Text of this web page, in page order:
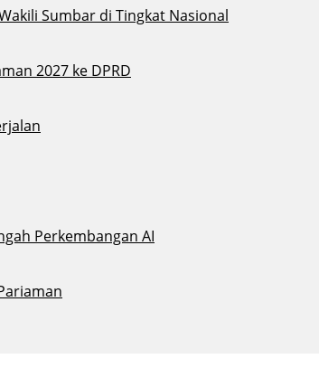
Sumbar di Tingkat Nasional
2027 ke DPRD
Perkembangan AI